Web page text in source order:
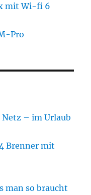
mit Wi-fi 6
Pro
– im Urlaub
Brenner mit
man so braucht